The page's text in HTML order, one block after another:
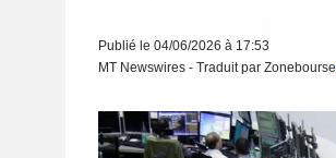
Publié le 04/06/2026 à 17:53
MT Newswires - Traduit par Zonebourse